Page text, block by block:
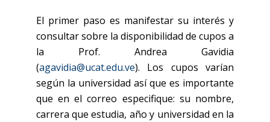
El primer paso es manifestar su interés y
consultar sobre la disponibilidad de cupos a
la Prof. Andrea Gavidia
(agavidia@ucat.edu.ve). Los cupos varían
según la universidad así que es importante
que en el correo especifique: su nombre,
carrera que estudia, año y universidad en la